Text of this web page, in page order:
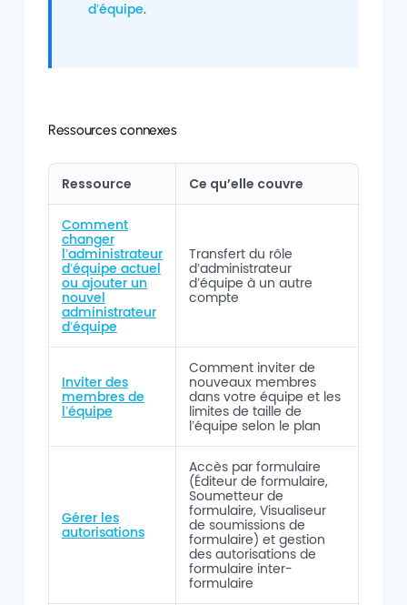
d’équipe.
Ressources connexes
Ressource Ce qu’elle couvre
Comment
changer
l’administrateur
d’équipe actuel
ou ajouter un
nouvel
administrateur
d’équipe
Transfert du rôle
d’administrateur
d’équipe à un autre
compte
Inviter des
membres de
l’équipe
Comment inviter de
nouveaux membres
dans votre équipe et les
limites de taille de
l’équipe selon le plan
Gérer les
autorisations
Accès par formulaire
(Éditeur de formulaire,
Soumetteur de
formulaire, Visualiseur
de soumissions de
formulaire) et gestion
des autorisations de
formulaire inter-
formulaire